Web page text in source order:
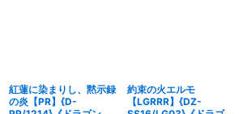
紅蓮に染まりし、黙示録
の炎【PR】{D-
約束の火エルモ
【LGRRR】{DZ-